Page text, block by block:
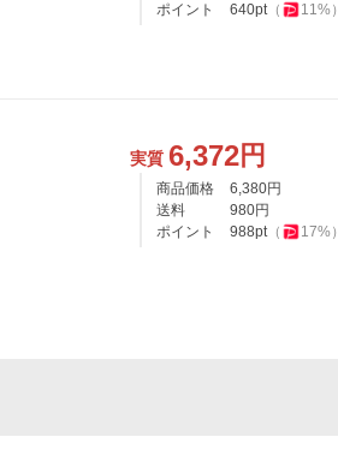
ポイント
640pt（ 11%）
実質 6,372円
商品価格 6,380円
送料
980円
ポイント
988pt（ 17%）